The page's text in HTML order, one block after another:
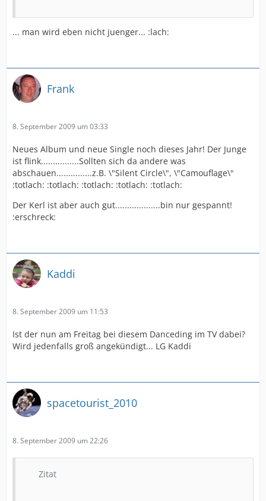
... man wird eben nicht juenger... :lach:
Frank
8. September 2009 um 03:33
Neues Album und neue Single noch dieses Jahr! Der Junge
ist flink................Sollten sich da andere was
abschauen...............z.B. \"Silent Circle\", \"Camouflage\"
:totlach: :totlach: :totlach: :totlach: :totlach:
Der Kerl ist aber auch gut...................bin nur gespannt!
:erschreck:
Kaddi
8. September 2009 um 11:53
Ist der nun am Freitag bei diesem Danceding im TV dabei?
Wird jedenfalls groß angekündigt... LG Kaddi
spacetourist_2010
8. September 2009 um 22:26
Zitat